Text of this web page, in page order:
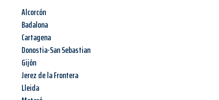
Alcorcón
Badalona
Cartagena
Donostia-San Sebastian
Gijón
Jerez de la Frontera
Lleida